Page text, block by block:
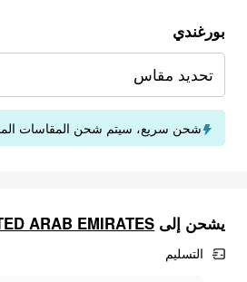
بورغندي
تحديد مقاس
شحن سريع، سيتم شحن المقاسات المختارة
يشحن إلى ARAB EMIRATES
التسليم